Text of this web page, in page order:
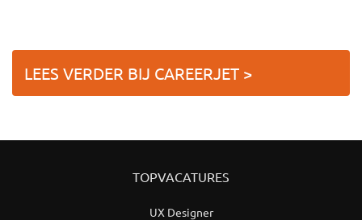
LEES VERDER BIJ CAREERJET >
TOPVACATURES
UX Designer